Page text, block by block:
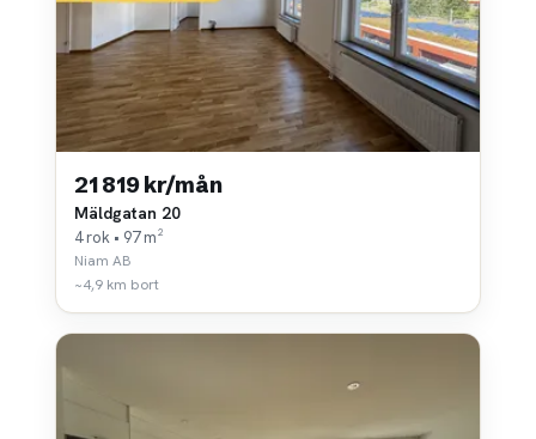
21 819 kr/mån
Mäldgatan 20
4 rok • 97 m²
Niam AB
~4,9 km bort